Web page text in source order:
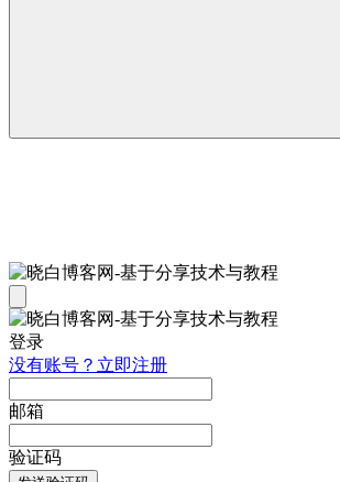
登录
没有账号？立即注册
邮箱
验证码